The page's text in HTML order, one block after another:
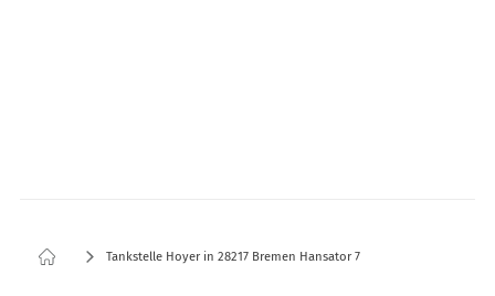
Tankstelle Hoyer in 28217 Bremen Hansator 7